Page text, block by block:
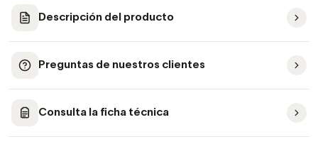
Descripción del producto
Preguntas de nuestros clientes
Consulta la ficha técnica